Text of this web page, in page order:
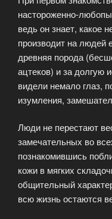
настороженно-
ведь он знает, какое
производит на
древняя порода
ацтеков) и за долгую
видели немало глаз,
изумления,
Люди не перестают
замечательных во
познакомившись
кожи в мягких
общительный
всю жизнь остаются